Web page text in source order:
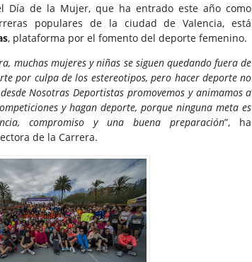
Día de la Mujer, que ha entrado este año como
populares de la ciudad de Valencia, está
, plataforma por el fomento del deporte femenino.
muchas mujeres y niñas se siguen quedando fuera de
por culpa de los estereotipos, pero hacer deporte no
Nosotras Deportistas promovemos y animamos a
y hagan deporte, porque ninguna meta es
compromiso y una buena preparación”, ha
de la Carrera.